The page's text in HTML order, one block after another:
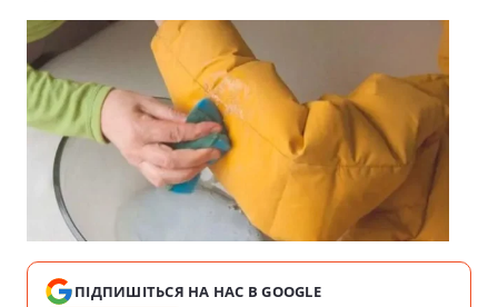
ПІДПИШІТЬСЯ НА НАС В GOOGLE